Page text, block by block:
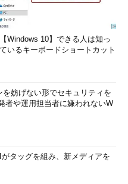
【Windows 10】できる人は知っ
ているキーボードショートカット
を妨げない形でセキュリティを
者や運用担当者に嫌われないW
タッグを組み、新メディアを